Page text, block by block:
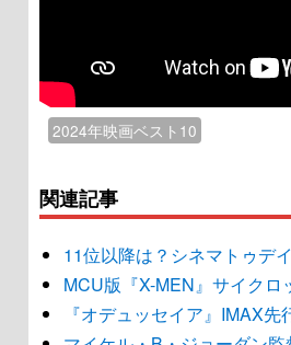
2024年映画ベスト10
関連記事
11位以降は？シネマトゥデ
MCU版『X-MEN』サイクロ
『オデュッセイア』IMAX